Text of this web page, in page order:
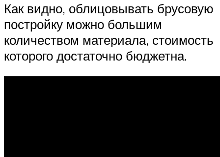
Как видно, облицовывать брусовую
постройку можно большим
количеством материала, стоимость
которого достаточно бюджетна.